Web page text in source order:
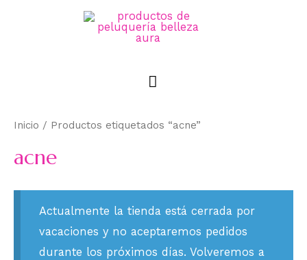
Inicio / Productos etiquetados “acne”
acne
Actualmente la tienda está cerrada por
vacaciones y no aceptaremos pedidos
durante los próximos días. Volveremos a